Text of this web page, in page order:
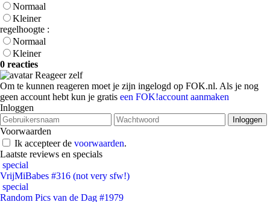
Normaal
Kleiner
regelhoogte :
Normaal
Kleiner
0 reacties
Reageer zelf
Om te kunnen reageren moet je zijn ingelogd op FOK.nl. Als je nog
geen account hebt kun je gratis een FOK!account aanmaken
Inloggen
Voorwaarden
Ik accepteer de voorwaarden.
Laatste reviews en specials
special
VrijMiBabes #316 (not very sfw!)
special
Random Pics van de Dag #1979